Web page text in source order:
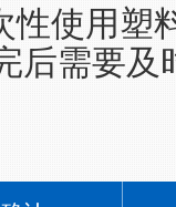
使用塑
后需要